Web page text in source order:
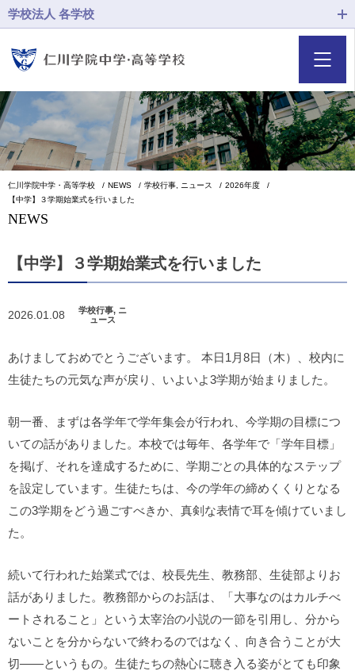
学校法人 各学校
仁川学院中学・高等学校 NEWS 学校行事, ニュース
2026年度
【中学】３学期始業式を行いました
NEWS
【中学】３学期始業式を行いました
2026.01.08
学校行事, ニ
ュース
あけましておめでとうございます。 本日1月8日（木）、校内に
生徒たちの元気な声が戻り、いよいよ3学期が始まりました。
朝一番、まずは各学年で学年集会が行われ、今学期の目標につ
いての話がありました。本校では毎年、各学年で「学年目標」
を掲げ、それを達成するために、学期ごとの具体的なステップ
を設定しています。生徒たちは、今の学年の締めくくりとなる
この3学期をどう過ごすべきか、真剣な表情で耳を傾けていまし
た。
続いて行われた始業式では、校長先生、教務部、生徒部よりお
話がありました。教務部からのお話は、「大事なのはカルチべ
ートされること」という太宰治の小説の一節を引用し、分から
ないことを分からないで終わるのではなく、向き合うことが大
切――というもの。生徒たちの熱心に聴き入る姿がとても印象